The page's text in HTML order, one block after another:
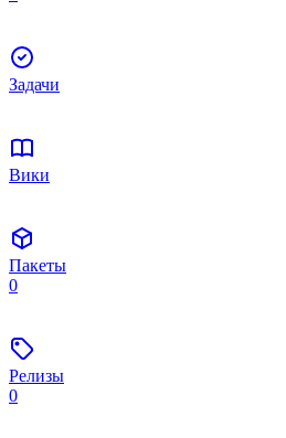
Задачи
Вики
Пакеты
0
Релизы
0